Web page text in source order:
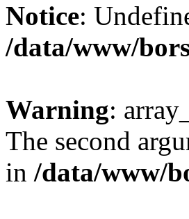
Notice:
/data/www/
Warning:
The second
in /data/www/